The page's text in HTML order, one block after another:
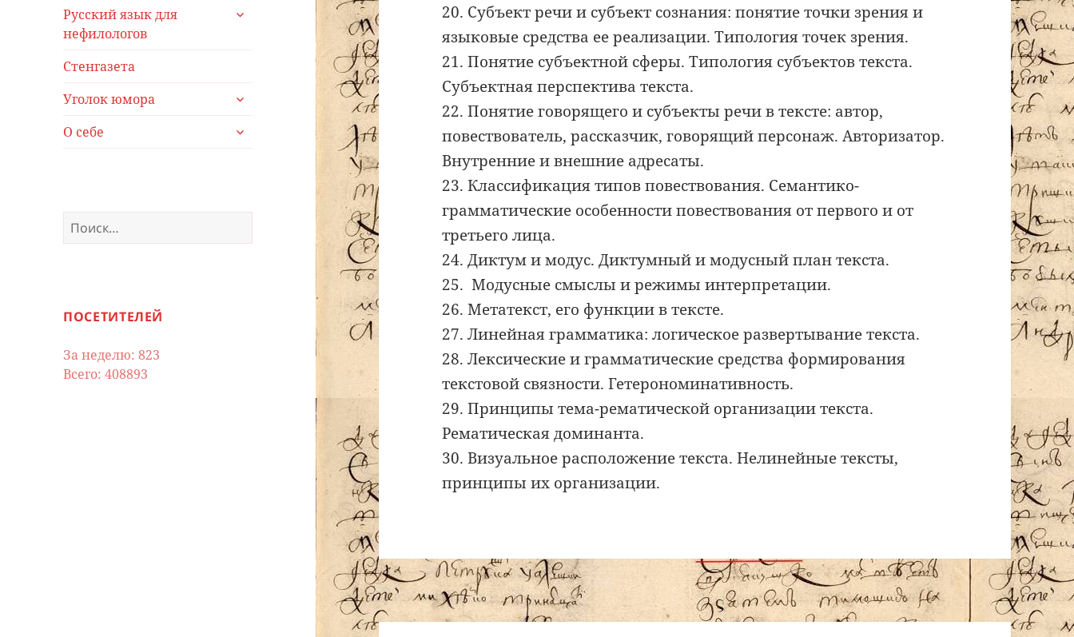
Русский язык для
нефилологов
раскрыть
Стенгазета
Уголок юмора
раскрыть
меню
О себе
раскрыть
Найти:
ПОСЕТИТЕЛЕЙ
За неделю: 823
Всего: 408893
20. Субъект речи и субъект сознания: понятие точки зрения и
языковые средства ее реализации. Типология точек зрения.
21. Понятие субъектной сферы. Типология субъектов текста.
Субъектная перспектива текста.
22. Понятие говорящего и субъекты речи в тексте: автор,
повествователь, рассказчик, говорящий персонаж. Авторизатор.
Внутренние и внешние адресаты.
23. Классификация типов повествования. Семантико-
грамматические особенности повествования от первого и от
третьего лица.
24. Диктум и модус. Диктумный и модусный план текста.
25. Модусные смыслы и режимы интерпретации.
26. Метатекст, его функции в тексте.
27. Линейная грамматика: логическое развертывание текста.
28. Лексические и грамматические средства формирования
текстовой связности. Гетерономинативность.
29. Принципы тема-рематической организации текста.
Рематическая доминанта.
30. Визуальное расположение текста. Нелинейные тексты,
принципы их организации.